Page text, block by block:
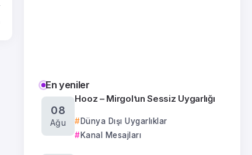
En yeniler
08
Ağu
Hooz – Mirgol’un Sessiz Uygarlığı
Dünya Dışı Uygarlıklar
Kanal Mesajları